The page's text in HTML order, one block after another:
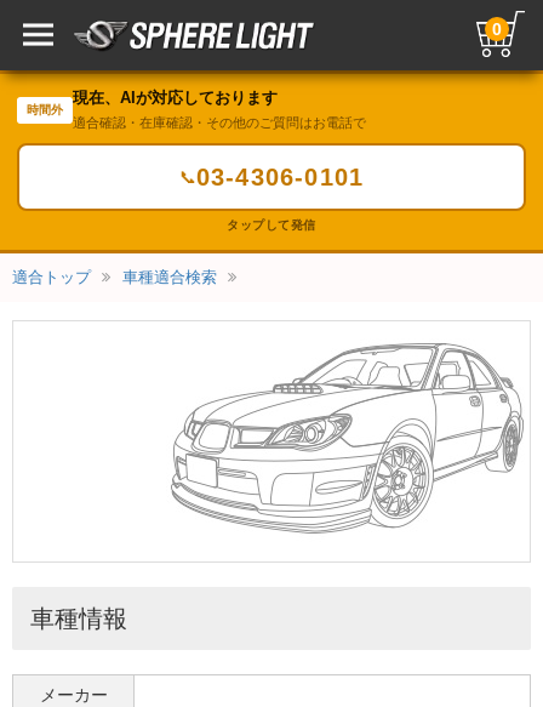
0
時間外
現在、AIが対応しております
適合確認・在庫確認・その他のご質問はお電話で
📞03-4306-0101
タップして発信
適合トップ 車種適合検索
車種情報
メーカー